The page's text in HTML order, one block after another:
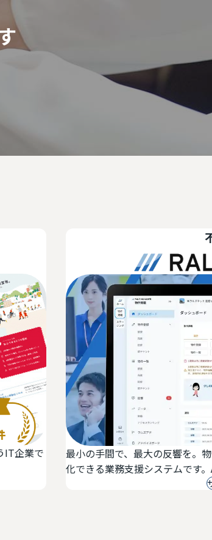
不動産システ
小の手間で、最大の反響を。物件登録・反響
化できる業務支援システムです。AI・自動アド